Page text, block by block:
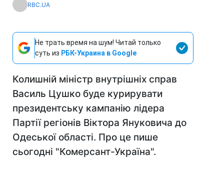
RBC.UA
Не трать время на шум! Читай только
суть из РБК-Украина в Google
Колишній міністр внутрішніх справ
Василь Цушко буде курирувати
президентську кампанію лідера
Партії регіонів Віктора Януковича до
Одеської області. Про це пише
сьогодні "Комерсант-Україна".